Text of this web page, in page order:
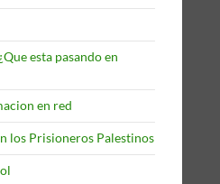
esta pasando en
en red
los Prisioneros Palestinos